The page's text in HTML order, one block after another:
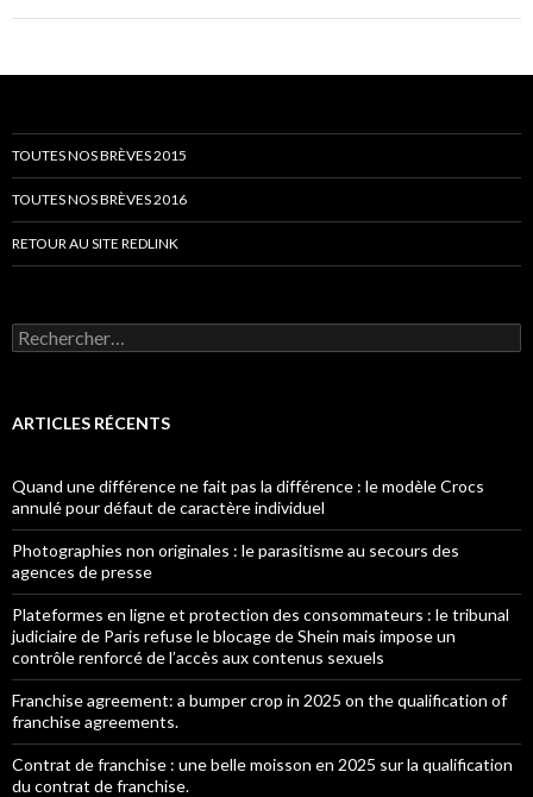
TOUTES NOS BRÈVES 2015
TOUTES NOS BRÈVES 2016
RETOUR AU SITE REDLINK
Rechercher :
ARTICLES RÉCENTS
Quand une différence ne fait pas la différence : le modèle Crocs
annulé pour défaut de caractère individuel
Photographies non originales : le parasitisme au secours des
agences de presse
Plateformes en ligne et protection des consommateurs : le tribunal
judiciaire de Paris refuse le blocage de Shein mais impose un
contrôle renforcé de l’accès aux contenus sexuels
Franchise agreement: a bumper crop in 2025 on the qualification of
franchise agreements.
Contrat de franchise : une belle moisson en 2025 sur la qualification
du contrat de franchise.